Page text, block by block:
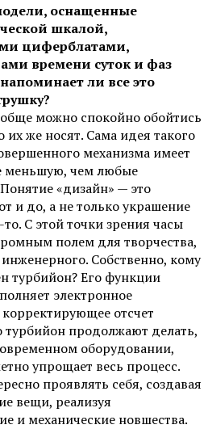
оснащенные
шкалой,
циферблатами,
времени суток и фаз
ли все это
можно спокойно обойтись
их же носят. Сама идея такого
механизма имеет
меньшую, чем любые
«дизайн» — это
и до, а не только украшение
С этой точки зрения часы
полем для творчества,
Собственно, кому
турбийон? Его функции
электронное
корректирующее отсчет
турбийон продолжают делать,
оборудовании,
упрощает весь процесс.
проявлять себя, создавая
вещи, реализуя
и механические новшества.